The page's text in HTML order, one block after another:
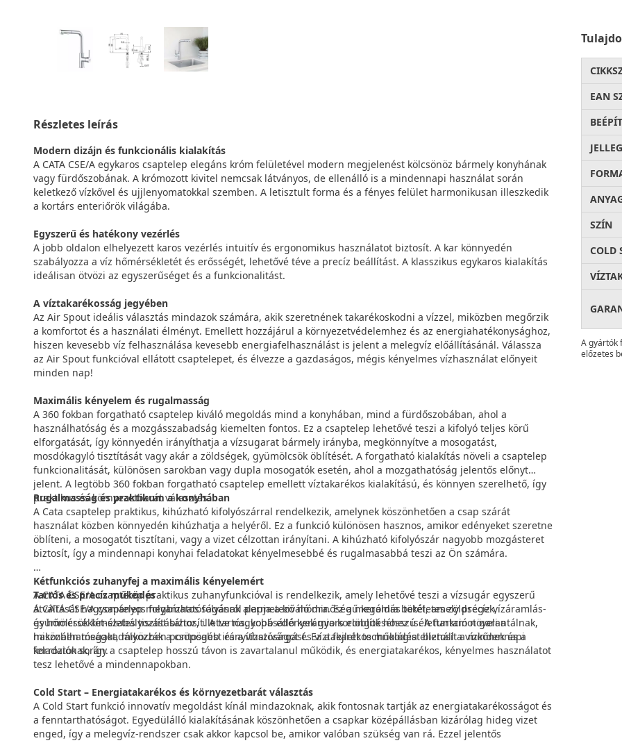
Részletes leírás
Modern dizájn és funkcionális kialakítás
A CATA CSE/A egykaros csaptelep elegáns króm felületével modern megjelenést kölcsönöz bármely konyhának
vagy fürdőszobának. A krómozott kivitel nemcsak látványos, de ellenálló is a mindennapi használat során
keletkező vízkővel és ujjlenyomatokkal szemben. A letisztult forma és a fényes felület harmonikusan illeszkedik
a kortárs enteriőrök világába.
Egyszerű és hatékony vezérlés
A jobb oldalon elhelyezett karos vezérlés intuitív és ergonomikus használatot biztosít. A kar könnyedén
szabályozza a víz hőmérsékletét és erősségét, lehetővé téve a precíz beállítást. A klasszikus egykaros kialakítás
ideálisan ötvözi az egyszerűséget és a funkcionalitást.
A víztakarékosság jegyében
Az Air Spout ideális választás mindazok számára, akik szeretnének takarékoskodni a vízzel, miközben megőrzik
a komfortot és a használati élményt. Emellett hozzájárul a környezetvédelemhez és az energiahatékonysághoz,
hiszen kevesebb víz felhasználása kevesebb energiafelhasználást is jelent a melegvíz előállításánál. Válassza
az Air Spout funkcióval ellátott csaptelepet, és élvezze a gazdaságos, mégis kényelmes vízhasználat előnyeit
minden nap!
Maximális kényelem és rugalmasság
A 360 fokban forgatható csaptelep kiváló megoldás mind a konyhában, mind a fürdőszobában, ahol a
használhatóság és a mozgásszabadság kiemelten fontos. Ez a csaptelep lehetővé teszi a kifolyó teljes körű
elforgatását, így könnyedén irányíthatja a vízsugarat bármely irányba, megkönnyítve a mosogatást,
mosdókagyló tisztítását vagy akár a zöldségek, gyümölcsök öblítését. A forgatható kialakítás növeli a csaptelep
funkcionalitását, különösen sarokban vagy dupla mosogatók esetén, ahol a mozgathatóság jelentős előnyt
jelent. A legtöbb 360 fokban forgatható csaptelep emellett víztakarékos kialakítású, és könnyen szerelhető, így
praktikus és környezetbarát választás.
Rugalmasság és praktikum a konyhában
A Cata csaptelep praktikus, kihúzható kifolyószárral rendelkezik, amelynek köszönhetően a csap szárát
használat közben könnyedén kihúzhatja a helyéről. Ez a funkció különösen hasznos, amikor edényeket szeretne
öblíteni, a mosogatót tisztítani, vagy a vizet célzottan irányítani. A kihúzható kifolyószár nagyobb mozgásteret
biztosít, így a mindennapi konyhai feladatokat kényelmesebbé és rugalmasabbá teszi az Ön számára.
Kétfunkciós zuhanyfej a maximális kényelemért
A CATA CSE/A csaptelep praktikus zuhanyfunkcióval is rendelkezik, amely lehetővé teszi a vízsugár egyszerű
átváltását hagyományos folyamatos folyásról permetező módra. Ez a megoldás tökéletes zöldségek,
gyümölcsök kíméletes tisztításához, illetve nagyobb edények gyors elöblítéséhez is. A funkció növeli a
használhatóságot, miközben pontosabb irányíthatóságot és víztakarékos működést biztosít a mindennapi
feladatok során.
Tartós és precíz működés
A CATA CSE/A csaptelep megbízhatóságának alapja a kiváló minőségű kerámia betét, amely precíz vízáramlás-
és hőmérséklet-szabályozást biztosít. A tartós, kopásálló kerámia korongok hosszú élettartamot garantálnak,
miközben megakadályozzák a csöpögést és a vízszivárgást. Ez a fejlett technológia ellenáll a vízkőnek és a
korróziónak, így a csaptelep hosszú távon is zavartalanul működik, és energiatakarékos, kényelmes használatot
tesz lehetővé a mindennapokban.
Cold Start – Energiatakarékos és környezetbarát választás
A Cold Start funkció innovatív megoldást kínál mindazoknak, akik fontosnak tartják az energiatakarékosságot és
a fenntarthatóságot. Egyedülálló kialakításának köszönhetően a csapkar középállásban kizárólag hideg vizet
enged, így a melegvíz-rendszer csak akkor kapcsol be, amikor valóban szükség van rá. Ezzel jelentős
EAN
JELLEG
SZÍN
COLD
A gyártók
előzetes